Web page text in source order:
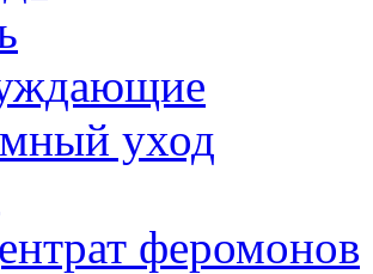
уход
феромонов